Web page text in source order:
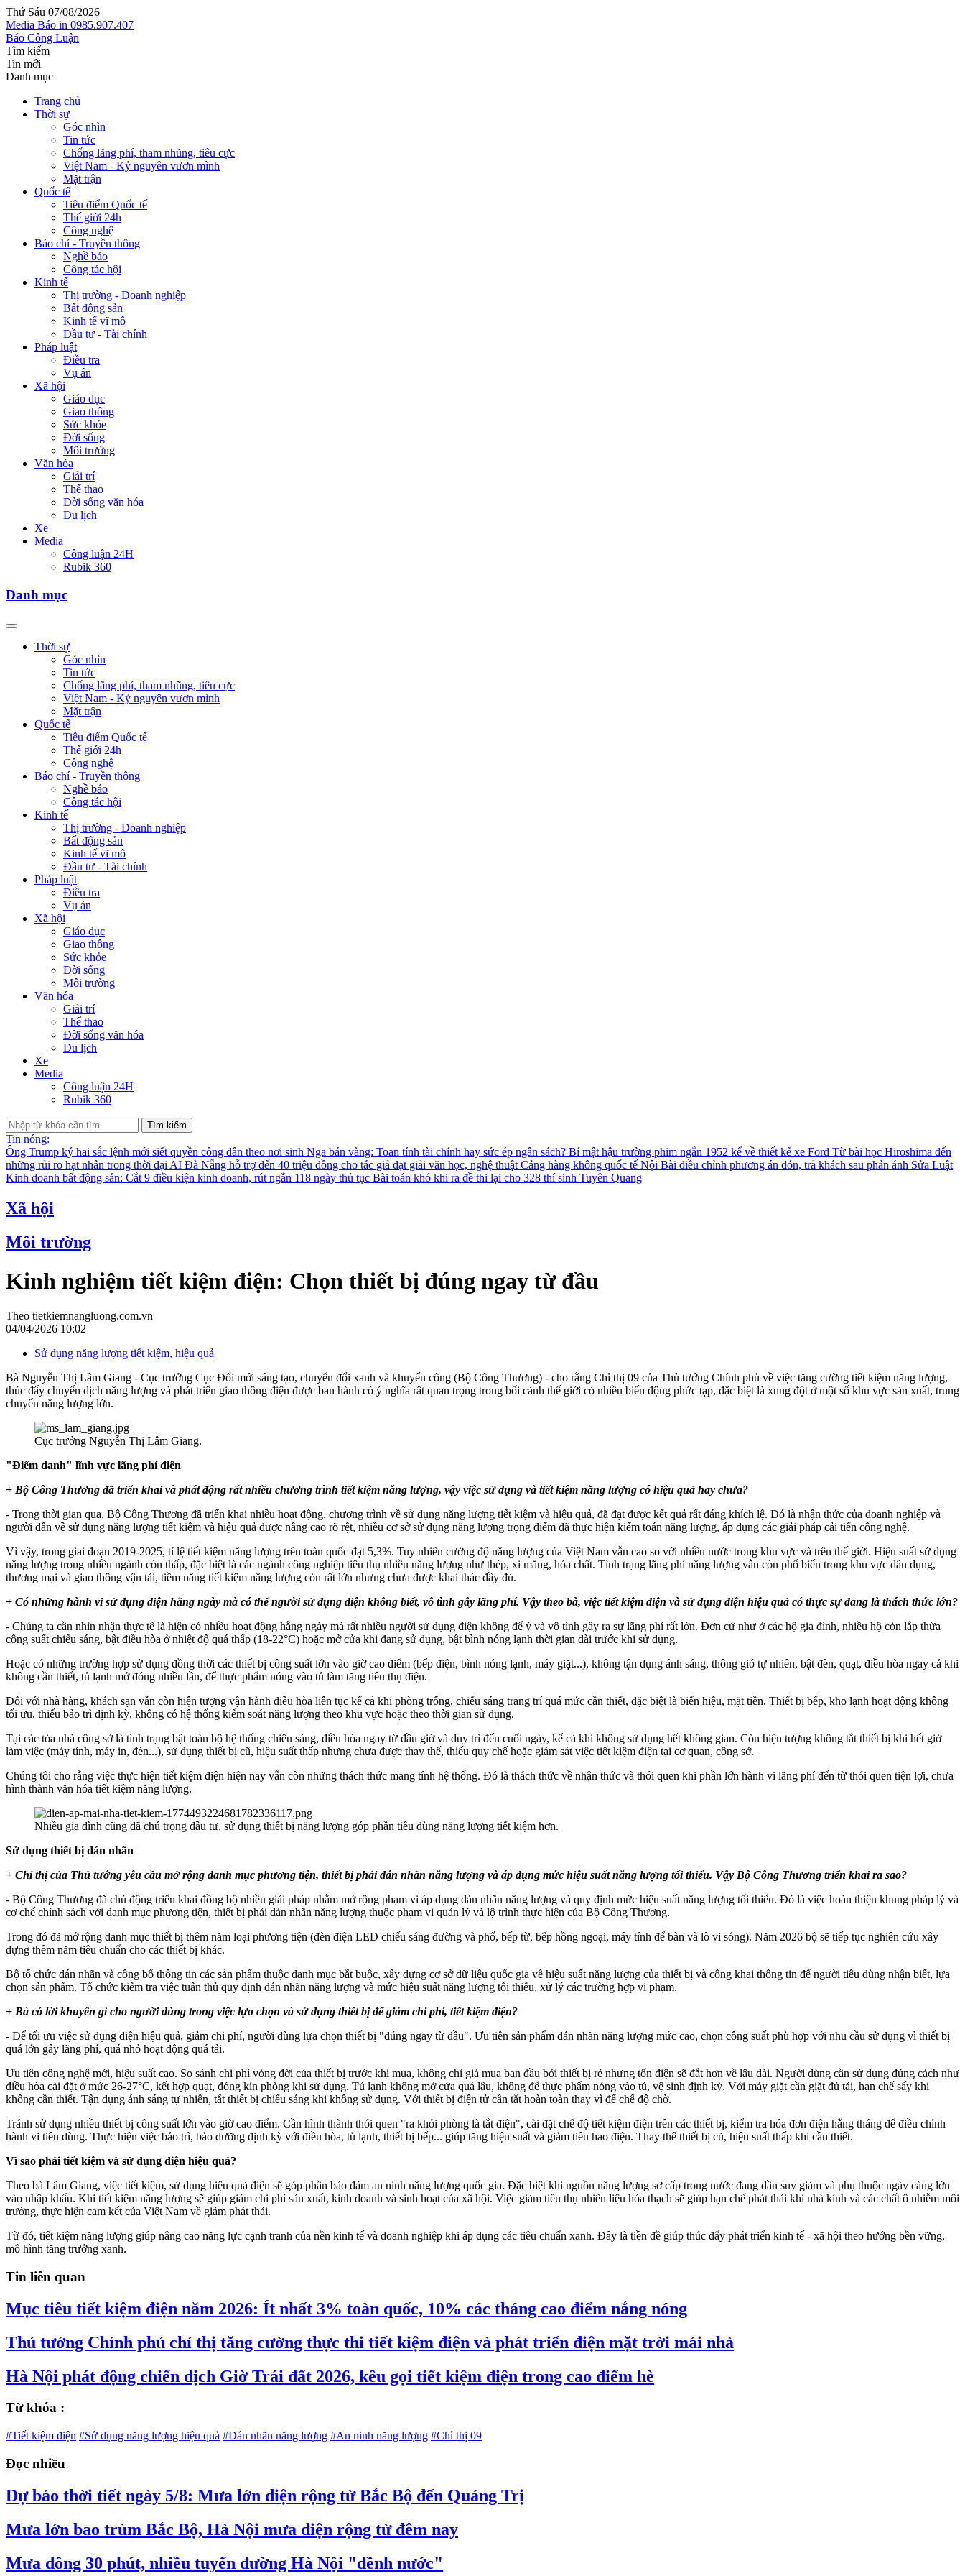
Thứ Sáu 07/08/2026
Media Báo in 0985.907.407
Báo Công Luận
Tìm kiếm
Tin mới
Danh mục
Trang chủ
Thời sự
Góc nhìn
Tin tức
Chống lãng phí, tham nhũng, tiêu cực
Việt Nam - Kỷ nguyên vươn mình
Mặt trận
Quốc tế
Tiêu điểm Quốc tế
Thế giới 24h
Công nghệ
Báo chí - Truyền thông
Nghề báo
Công tác hội
Kinh tế
Thị trường - Doanh nghiệp
Bất động sản
Kinh tế vĩ mô
Đầu tư - Tài chính
Pháp luật
Điều tra
Vụ án
Xã hội
Giáo dục
Giao thông
Sức khỏe
Đời sống
Môi trường
Văn hóa
Giải trí
Thể thao
Đời sống văn hóa
Du lịch
Xe
Media
Công luận 24H
Rubik 360
Danh mục
Thời sự
Góc nhìn
Tin tức
Chống lãng phí, tham nhũng, tiêu cực
Việt Nam - Kỷ nguyên vươn mình
Mặt trận
Quốc tế
Tiêu điểm Quốc tế
Thế giới 24h
Công nghệ
Báo chí - Truyền thông
Nghề báo
Công tác hội
Kinh tế
Thị trường - Doanh nghiệp
Bất động sản
Kinh tế vĩ mô
Đầu tư - Tài chính
Pháp luật
Điều tra
Vụ án
Xã hội
Giáo dục
Giao thông
Sức khỏe
Đời sống
Môi trường
Văn hóa
Giải trí
Thể thao
Đời sống văn hóa
Du lịch
Xe
Media
Công luận 24H
Rubik 360
Tìm kiếm
Tin nóng:
Ông Trump ký hai sắc lệnh mới siết quyền công dân theo nơi sinh Nga bán vàng: Toan tính tài chính hay sức ép ngân sách? Bí mật hậu trường phim ngắn 1952 kể về thiết kế xe Ford Từ bài học Hiroshima đến
những rủi ro hạt nhân trong thời đại AI Đà Nẵng hỗ trợ đến 40 triệu đồng cho tác giả đạt giải văn học, nghệ thuậtCảng hàng không quốc tế Nội Bài điều chỉnh phương án đón, trả khách sau phản ánh Sửa Luật
Kinh doanh bất động sản: Cắt 9 điều kiện kinh doanh, rút ngắn 118 ngày thủ tục Bài toán khó khi ra đề thi lại cho 328 thí sinh Tuyên Quang
Xã hội
Môi trường
Kinh nghiệm tiết kiệm điện: Chọn thiết bị đúng ngay từ đầu
Theo tietkiemnangluong.com.vn
04/04/2026 10:02
Sử dụng năng lượng tiết kiệm, hiệu quả
Bà Nguyễn Thị Lâm Giang - Cục trưởng Cục Đổi mới sáng tạo, chuyển đổi xanh và khuyến công (Bộ Công Thương) - cho rằng Chỉ thị 09 của Thủ tướng Chính phủ về việc tăng cường tiết kiệm năng lượng,
thúc đẩy chuyển dịch năng lượng và phát triển giao thông điện được ban hành có ý nghĩa rất quan trọng trong bối cảnh thế giới có nhiều biến động phức tạp, đặc biệt là xung đột ở một số khu vực sản xuất, trung
chuyển năng lượng lớn.
Cục trưởng Nguyễn Thị Lâm Giang.
"Điểm danh" lĩnh vực lãng phí điện
+ Bộ Công Thương đã triển khai và phát động rất nhiều chương trình tiết kiệm năng lượng, vậy việc sử dụng và tiết kiệm năng lượng có hiệu quả hay chưa?
- Trong thời gian qua, Bộ Công Thương đã triển khai nhiều hoạt động, chương trình về sử dụng năng lượng tiết kiệm và hiệu quả, đã đạt được kết quả rất đáng khích lệ. Đó là nhận thức của doanh nghiệp và
người dân về sử dụng năng lượng tiết kiệm và hiệu quả được nâng cao rõ rệt, nhiều cơ sở sử dụng năng lượng trọng điểm đã thực hiện kiểm toán năng lượng, áp dụng các giải pháp cải tiến công nghệ.
Vì vậy, trong giai đoạn 2019-2025, tỉ lệ tiết kiệm năng lượng trên toàn quốc đạt 5,3%. Tuy nhiên cường độ năng lượng của Việt Nam vẫn cao so với nhiều nước trong khu vực và trên thế giới. Hiệu suất sử dụng
năng lượng trong nhiều ngành còn thấp, đặc biệt là các ngành công nghiệp tiêu thụ nhiều năng lượng như thép, xi măng, hóa chất. Tình trạng lãng phí năng lượng vẫn còn phổ biến trong khu vực dân dụng,
thương mại và giao thông vận tải, tiềm năng tiết kiệm năng lượng còn rất lớn nhưng chưa được khai thác đầy đủ.
+ Có những hành vi sử dụng điện hằng ngày mà có thể người sử dụng điện không biết, vô tình gây lãng phí. Vậy theo bà, việc tiết kiệm điện và sử dụng điện hiệu quả có thực sự đang là thách thức lớn?
- Chúng ta cần nhìn nhận thực tế là hiện có nhiều hoạt động hằng ngày mà rất nhiều người sử dụng điện không để ý và vô tình gây ra sự lãng phí rất lớn. Đơn cử như ở các hộ gia đình, nhiều hộ còn lắp thừa
công suất chiếu sáng, bật điều hòa ở nhiệt độ quá thấp (18-22°C) hoặc mở cửa khi đang sử dụng, bật bình nóng lạnh thời gian dài trước khi sử dụng.
Hoặc có những trường hợp sử dụng đồng thời các thiết bị công suất lớn vào giờ cao điểm (bếp điện, bình nóng lạnh, máy giặt...), không tận dụng ánh sáng, thông gió tự nhiên, bật đèn, quạt, điều hòa ngay cả khi
không cần thiết, tủ lạnh mở đóng nhiều lần, để thực phẩm nóng vào tủ làm tăng tiêu thụ điện.
Đối với nhà hàng, khách sạn vẫn còn hiện tượng vận hành điều hòa liên tục kể cả khi phòng trống, chiếu sáng trang trí quá mức cần thiết, đặc biệt là biển hiệu, mặt tiền. Thiết bị bếp, kho lạnh hoạt động không
tối ưu, thiếu bảo trì định kỳ, không có hệ thống kiểm soát năng lượng theo khu vực hoặc theo thời gian sử dụng.
Tại các tòa nhà công sở là tình trạng bật toàn bộ hệ thống chiếu sáng, điều hòa ngay từ đầu giờ và duy trì đến cuối ngày, kể cả khi không sử dụng hết không gian. Còn hiện tượng không tắt thiết bị khi hết giờ
làm việc (máy tính, máy in, đèn...), sử dụng thiết bị cũ, hiệu suất thấp nhưng chưa được thay thế, thiếu quy chế hoặc giám sát việc tiết kiệm điện tại cơ quan, công sở.
Chúng tôi cho rằng việc thực hiện tiết kiệm điện hiện nay vẫn còn những thách thức mang tính hệ thống. Đó là thách thức về nhận thức và thói quen khi phần lớn hành vi lãng phí đến từ thói quen tiện lợi, chưa
hình thành văn hóa tiết kiệm năng lượng.
Nhiều gia đình cũng đã chú trọng đầu tư, sử dụng thiết bị năng lượng góp phần tiêu dùng năng lượng tiết kiệm hơn.
Sử dụng thiết bị dán nhãn
+ Chỉ thị của Thủ tướng yêu cầu mở rộng danh mục phương tiện, thiết bị phải dán nhãn năng lượng và áp dụng mức hiệu suất năng lượng tối thiểu. Vậy Bộ Công Thương triển khai ra sao?
- Bộ Công Thương đã chủ động triển khai đồng bộ nhiều giải pháp nhằm mở rộng phạm vi áp dụng dán nhãn năng lượng và quy định mức hiệu suất năng lượng tối thiểu. Đó là việc hoàn thiện khung pháp lý và
cơ chế chính sách với danh mục phương tiện, thiết bị phải dán nhãn năng lượng thuộc phạm vi quản lý và lộ trình thực hiện của Bộ Công Thương.
Trong đó đã mở rộng danh mục thiết bị thêm năm loại phương tiện (đèn điện LED chiếu sáng đường và phố, bếp từ, bếp hồng ngoại, máy tính để bàn và lò vi sóng). Năm 2026 bộ sẽ tiếp tục nghiên cứu xây
dựng thêm năm tiêu chuẩn cho các thiết bị khác.
Bộ tổ chức dán nhãn và công bố thông tin các sản phẩm thuộc danh mục bắt buộc, xây dựng cơ sở dữ liệu quốc gia về hiệu suất năng lượng của thiết bị và công khai thông tin để người tiêu dùng nhận biết, lựa
chọn sản phẩm. Tổ chức kiểm tra việc tuân thủ quy định dán nhãn năng lượng và mức hiệu suất năng lượng tối thiểu, xử lý các trường hợp vi phạm.
+ Bà có lời khuyên gì cho người dùng trong việc lựa chọn và sử dụng thiết bị để giảm chi phí, tiết kiệm điện?
- Để tối ưu việc sử dụng điện hiệu quả, giảm chi phí, người dùng lựa chọn thiết bị "đúng ngay từ đầu". Ưu tiên sản phẩm dán nhãn năng lượng mức cao, chọn công suất phù hợp với nhu cầu sử dụng vì thiết bị
quá lớn gây lãng phí, quá nhỏ hoạt động quá tải.
Ưu tiên công nghệ mới, hiệu suất cao. So sánh chi phí vòng đời của thiết bị trước khi mua, không chỉ giá mua ban đầu bởi thiết bị rẻ nhưng tốn điện sẽ đắt hơn về lâu dài. Người dùng cần sử dụng đúng cách như
điều hòa cài đặt ở mức 26-27°C, kết hợp quạt, đóng kín phòng khi sử dụng. Tủ lạnh không mở cửa quá lâu, không để thực phẩm nóng vào tủ, vệ sinh định kỳ. Với máy giặt cần giặt đủ tải, hạn chế sấy khi
không cần thiết. Tận dụng ánh sáng tự nhiên, tắt thiết bị chiếu sáng khi không sử dụng. Với thiết bị điện tử cần tắt hoàn toàn thay vì để chế độ chờ.
Tránh sử dụng nhiều thiết bị công suất lớn vào giờ cao điểm. Cần hình thành thói quen "ra khỏi phòng là tắt điện", cài đặt chế độ tiết kiệm điện trên các thiết bị, kiểm tra hóa đơn điện hằng tháng để điều chỉnh
hành vi tiêu dùng. Thực hiện việc bảo trì, bảo dưỡng định kỳ với điều hòa, tủ lạnh, thiết bị bếp... giúp tăng hiệu suất và giảm tiêu hao điện. Thay thế thiết bị cũ, hiệu suất thấp khi cần thiết.
Vì sao phải tiết kiệm và sử dụng điện hiệu quả?
Theo bà Lâm Giang, việc tiết kiệm, sử dụng hiệu quả điện sẽ góp phần bảo đảm an ninh năng lượng quốc gia. Đặc biệt khi nguồn năng lượng sơ cấp trong nước đang dần suy giảm và phụ thuộc ngày càng lớn
vào nhập khẩu. Khi tiết kiệm năng lượng sẽ giúp giảm chi phí sản xuất, kinh doanh và sinh hoạt của xã hội. Việc giảm tiêu thụ nhiên liệu hóa thạch sẽ giúp hạn chế phát thải khí nhà kính và các chất ô nhiễm môi
trường, thực hiện cam kết của Việt Nam về giảm phát thải.
Từ đó, tiết kiệm năng lượng giúp nâng cao năng lực cạnh tranh của nền kinh tế và doanh nghiệp khi áp dụng các tiêu chuẩn xanh. Đây là tiền đề giúp thúc đẩy phát triển kinh tế - xã hội theo hướng bền vững,
mô hình tăng trưởng xanh.
Tin liên quan
Mục tiêu tiết kiệm điện năm 2026: Ít nhất 3% toàn quốc, 10% các tháng cao điểm nắng nóng
Thủ tướng Chính phủ chỉ thị tăng cường thực thi tiết kiệm điện và phát triển điện mặt trời mái nhà
Hà Nội phát động chiến dịch Giờ Trái đất 2026, kêu gọi tiết kiệm điện trong cao điểm hè
Từ khóa :
#Tiết kiệm điện #Sử dụng năng lượng hiệu quả #Dán nhãn năng lượng #An ninh năng lượng #Chỉ thị 09
Đọc nhiều
Dự báo thời tiết ngày 5/8: Mưa lớn diện rộng từ Bắc Bộ đến Quảng Trị
Mưa lớn bao trùm Bắc Bộ, Hà Nội mưa diện rộng từ đêm nay
Mưa dông 30 phút, nhiều tuyến đường Hà Nội "dềnh nước"